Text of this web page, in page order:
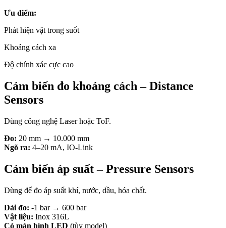
Ưu điểm:
Phát hiện vật trong suốt
Khoảng cách xa
Độ chính xác cực cao
Cảm biến đo khoảng cách – Distance
Sensors
Dùng công nghệ Laser hoặc ToF.
Đo: 20 mm → 10.000 mm
Ngõ ra: 4–20 mA, IO-Link
Cảm biến áp suất – Pressure Sensors
Dùng để đo áp suất khí, nước, dầu, hóa chất.
Dải đo: -1 bar → 600 bar
Vật liệu: Inox 316L
Có màn hình LED (tùy model)